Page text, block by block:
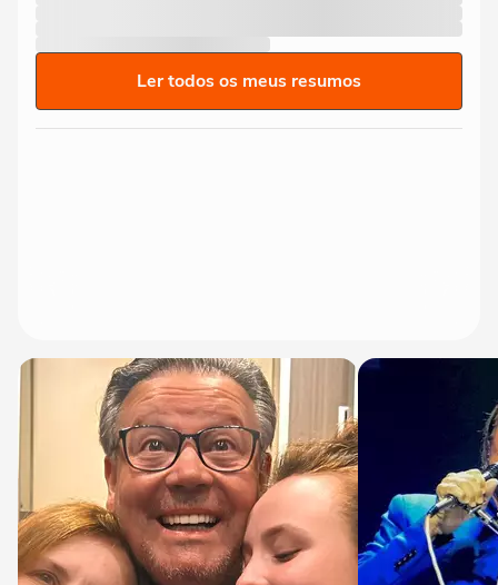
Ler todos os meus resumos